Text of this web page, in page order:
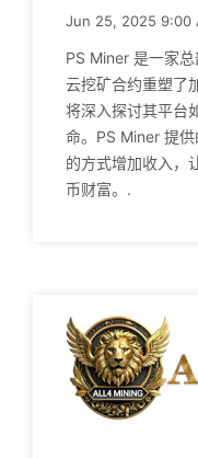
Jun 25, 2025 9:00
PS Miner 是一家
云挖矿合约重塑了
将深入探讨其平台
命。PS Miner 提
的方式增加收入，
币财富。.